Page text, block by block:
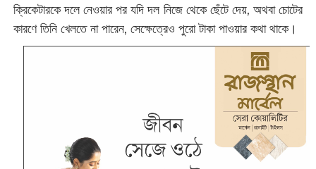
ক্রিকেটারকে দলে নেওয়ার পর যদি দল নিজে থেকে ছেঁটে দেয়, অথবা চোটের
কারণে তিনি খেলতে না পারেন, সেক্ষেত্রেও পুরো টাকা পাওয়ার কথা থাকে।